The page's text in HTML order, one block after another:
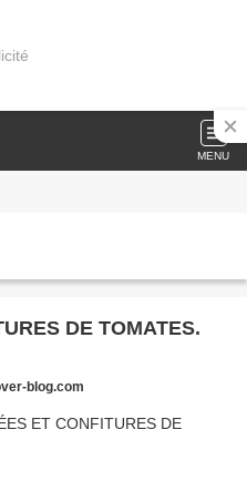
MENU
DE TOMATES.
blog.com